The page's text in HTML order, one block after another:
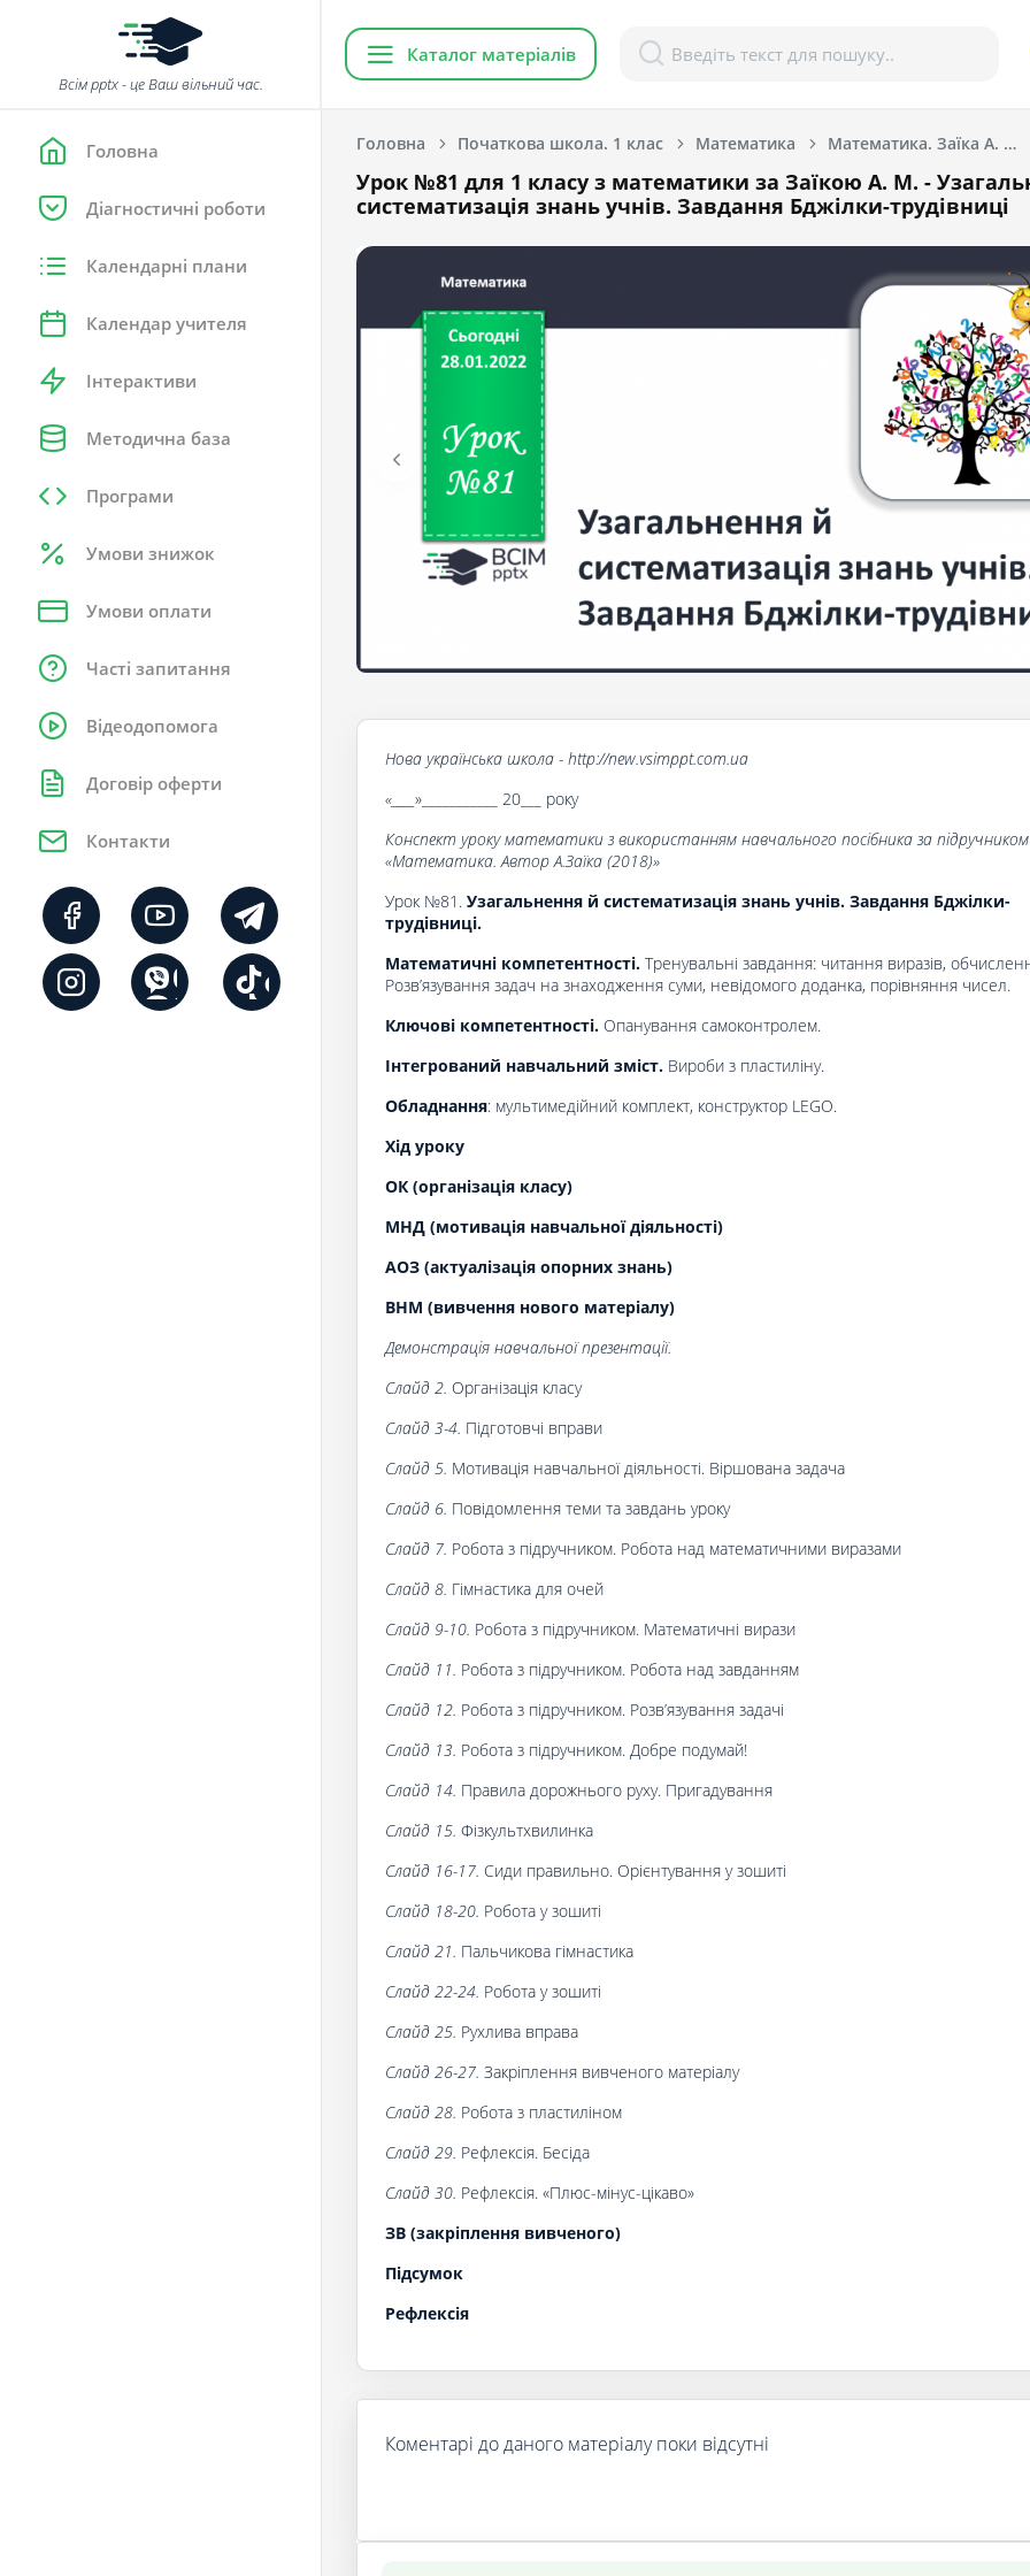
Всім pptx - це Ваш вільний час.
Головна
Діагностичні роботи
Календарні плани
Календар учителя
Інтерактиви
Методична база
Програми
Умови знижок
Умови оплати
Часті запитання
Відеодопомога
Договір оферти
Контакти
Каталог матеріалів
Головна Початкова школа. 1 клас Математика Математика. Заїка А. М. 1 клас. [2018-2022]
Урок №81 для 1 класу з математики за Заїкою А. М. -
систематизація знань учнів. Завдання Бджілки-трудівниці
Нова українська школа - http://new.vsimppt.com.ua
«____ »___________ 20___ року
Конспект уроку математики з використанням навчального посібника за підручником
«Математика. Автор А.Заїка (2018)»
Урок №81. Узагальнення й систематизація знань учнів. Завдання Бджілки-
трудівниці.
Математичні компетентності. Тренувальні завдання: читання виразів,
Розв’язування задач на знаходження суми, невідомого доданка, порівняння чисел.
Ключові компетентності. Опанування самоконтролем.
Інтегрований навчальний зміст. Вироби з пластиліну.
Обладнання: мультимедійний комплект, конструктор LEGO.
Хід уроку
ОК (організація класу)
МНД (мотивація навчальної діяльності)
АОЗ (актуалізація опорних знань)
ВНМ (вивчення нового матеріалу)
Демонстрація навчальної презентації.
Слайд 2. Організація класу
Слайд 3-4. Підготовчі вправи
Слайд 5. Мотивація навчальної діяльності. Віршована задача
Слайд 6. Повідомлення теми та завдань уроку
Слайд 7. Робота з підручником. Робота над математичними виразами
Слайд 8. Гімнастика для очей
Слайд 9-10. Робота з підручником. Математичні вирази
Слайд 11. Робота з підручником. Робота над завданням
Слайд 12. Робота з підручником. Розв’язування задачі
Слайд 13. Робота з підручником. Добре подумай!
Слайд 14. Правила дорожнього руху. Пригадування
Слайд 15. Фізкультхвилинка
Слайд 16-17. Сиди правильно. Орієнтування у зошиті
Слайд 18-20. Робота у зошиті
Слайд 21. Пальчикова гімнастика
Слайд 22-24. Робота у зошиті
Слайд 25. Рухлива вправа
Слайд 26-27. Закріплення вивченого матеріалу
Слайд 28. Робота з пластиліном
Слайд 29. Рефлексія. Бесіда
Слайд 30. Рефлексія. «Плюс-мінус-цікаво»
ЗВ (закріплення вивченого)
Підсумок
Рефлексія
Коментарі до даного матеріалу поки відсутні